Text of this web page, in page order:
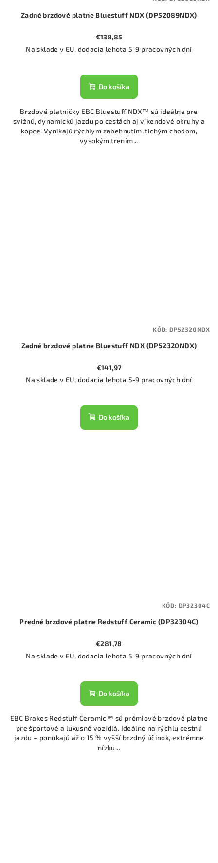
Zadné brzdové platne Bluestuff NDX (DP52089NDX)
€138,85
Na sklade v EU, dodacia lehota 5-9 pracovných dní
Do košíka
Brzdové platničky EBC Bluestuff NDX™ sú ideálne pre
svižnú, dynamickú jazdu po cestách aj víkendové okruhy a
kopce. Vynikajú rýchlym zabehnutím, tichým chodom,
vysokým trením...
Zadné brzdové platne Bluestuff NDX (DP52320NDX)
€141,97
Na sklade v EU, dodacia lehota 5-9 pracovných dní
Do košíka
KÓD: DP52320NDX
Predné brzdové platne Redstuff Ceramic (DP32304C)
€281,78
Na sklade v EU, dodacia lehota 5-9 pracovných dní
Do košíka
EBC Brakes Redstuff Ceramic™ sú prémiové brzdové platne
pre športové a luxusné vozidlá. Ideálne na rýchlu cestnú
jazdu – ponúkajú až o 15 % vyšší brzdný účinok, extrémne
nízku...
KÓD: DP32304C